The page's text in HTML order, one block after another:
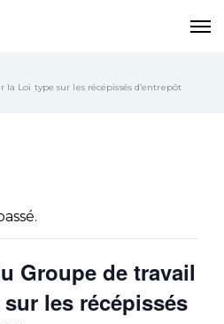
la Loi type sur les récépissés d’entrepôt
Groupe de travail
les récépissés